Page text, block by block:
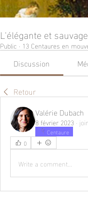
L'élégante et
Public · 13 Centaures en
Discussion
Retour
Valérie Dubach
8 février 2023 ·
Centaure
0
Write a comment...